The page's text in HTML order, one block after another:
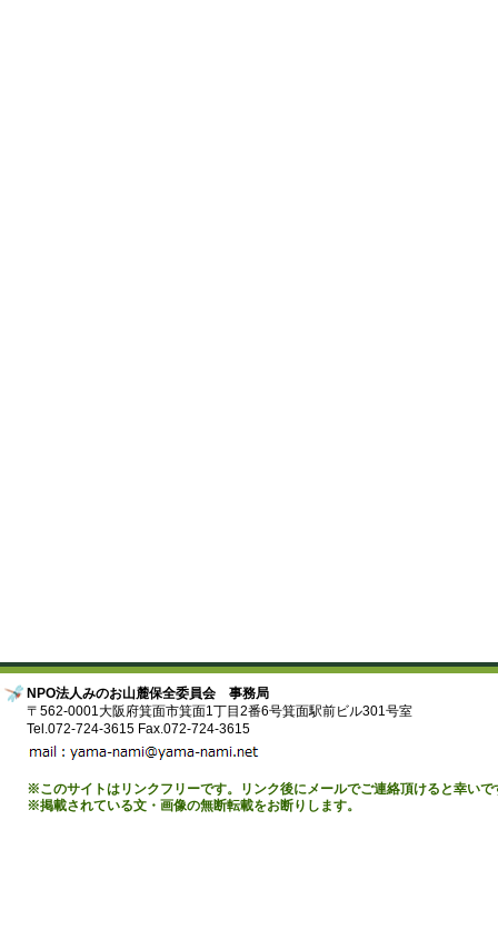
NPO法人みのお山麓保全委員会 事務局
〒562-0001大阪府箕面市箕面1丁目2番6号箕面駅前ビル301号室
Tel.072-724-3615 Fax.072-724-3615
※このサイトはリンクフリーです。リンク後にメールでご連絡頂けると幸いで
※掲載されている文・画像の無断転載をお断りします。